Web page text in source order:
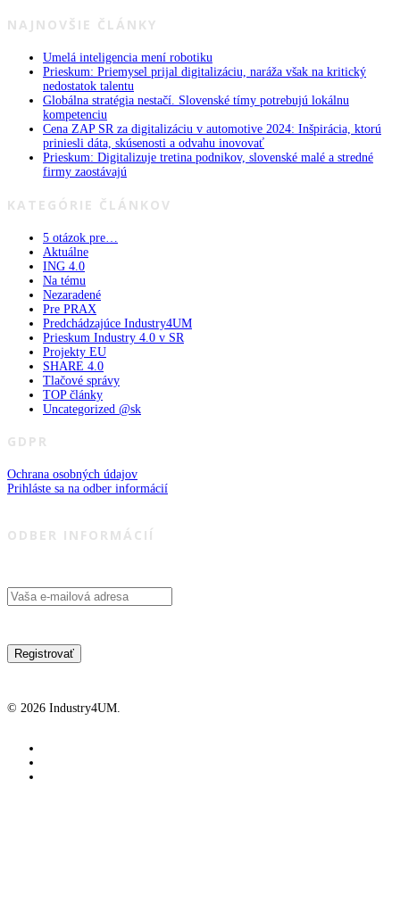
NAJNOVŠIE ČLÁNKY
Umelá inteligencia mení robotiku
Prieskum: Priemysel prijal digitalizáciu, naráža však na kritický
nedostatok talentu
Globálna stratégia nestačí. Slovenské tímy potrebujú lokálnu
kompetenciu
Cena ZAP SR za digitalizáciu v automotive 2024: Inšpirácia, ktorú
priniesli dáta, skúsenosti a odvahu inovovať
Prieskum: Digitalizuje tretina podnikov, slovenské malé a stredné
firmy zaostávajú
KATEGÓRIE ČLÁNKOV
5 otázok pre…
Aktuálne
ING 4.0
Na tému
Nezaradené
Pre PRAX
Predchádzajúce Industry4UM
Prieskum Industry 4.0 v SR
Projekty EU
SHARE 4.0
Tlačové správy
TOP články
Uncategorized @sk
GDPR
Ochrana osobných údajov
Prihláste sa na odber informácií
ODBER INFORMÁCIÍ
© 2026 Industry4UM.